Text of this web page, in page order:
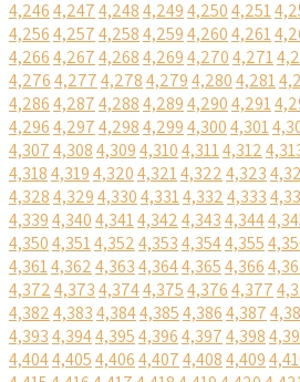
4,2464,2474,2484,2494,2504,251
4,2564,2574,2584,2594,2604,261
4,2664,2674,2684,2694,2704,271
4,2764,2774,2784,2794,2804,281
4,2864,2874,2884,2894,2904,291
4,2964,2974,2984,2994,3004,301
4,3074,3084,3094,3104,3114,312
4,3184,3194,3204,3214,3224,323
4,3284,3294,3304,3314,3324,333
4,3394,3404,3414,3424,3434,344
4,3504,3514,3524,3534,3544,355
4,3614,3624,3634,3644,3654,366
4,3724,3734,3744,3754,3764,377
4,3824,3834,3844,3854,3864,387
4,3934,3944,3954,3964,3974,398
4,4044,4054,4064,4074,4084,409